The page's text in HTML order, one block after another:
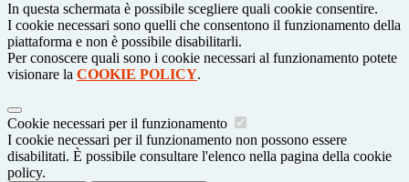
In questa schermata è possibile scegliere quali cookie consentire.
I cookie necessari sono quelli che consentono il funzionamento della
piattaforma e non è possibile disabilitarli.
Per conoscere quali sono i cookie necessari al funzionamento potete
visionare la COOKIE POLICY.
Cookie necessari per il funzionamento
I cookie necessari per il funzionamento non possono essere
disabilitati. È possibile consultare l'elenco nella pagina della cookie
policy.